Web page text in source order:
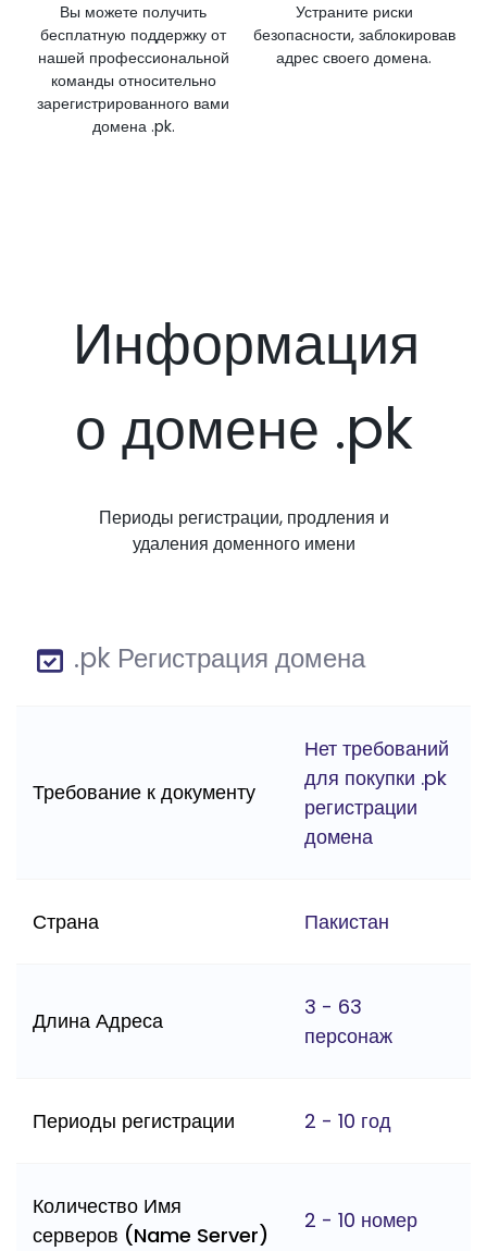
Вы можете получить
бесплатную поддержку от
нашей профессиональной
команды относительно
зарегистрированного вами
домена .pk.
Устраните риски
безопасности, заблокировав
адрес своего домена.
Информация
о домене .pk
Периоды регистрации, продления и
удаления доменного имени
.pk Регистрация домена
Требование к документу
Нет требований
для покупки .pk
регистрации
домена
Страна Пакистан
Длина Адреса
3 - 63
персонаж
Периоды регистрации 2 - 10 год
Количество Имя
серверов (Name Server)
2 - 10 номер